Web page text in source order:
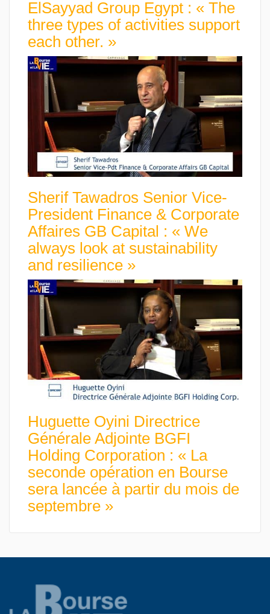
ElSayyad Group Egypt : « The
three types of activities support
each other. »
Sherif Tawadros Senior Vice-
President Finance & Corporate
Affaires GB Capital : « We
always look at sustainability
and resilience »
Huguette Oyini Directrice
Générale Adjointe BGFI
Holding Corporation : « La
seconde opération en Bourse
sera lancée à partir du mois de
septembre »